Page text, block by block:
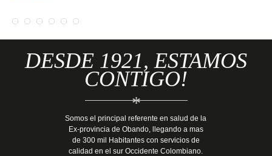
DESDE 1921, ESTAMOS
CONTIGO!
*
Somos el principal referente en salud de la
Ex-provincia de Obando, llegando a mas
de 300 mil Habitantes con servicios de
calidad en el sur Occidente Colombiano.